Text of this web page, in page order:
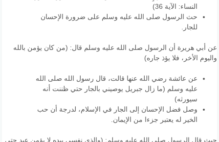
النساء: الآية 36)
حث الرسول صلى الله عليه وسلم على ضرورة الإحسان
للجار.
عن أبي هريرة أن الرسول صلى الله عليه وسلم قال: (من كان يؤمن بالله
واليوم الأخر، فلا يؤذ جاره)
عن عائشة رضي الله عنها قالت، قال رسول الله صلى الله
عليه وسلم (ما زال جبريل يوصيني بالجار حتي ظننت أنه
سيورثه)
وصل فضل الإحسان إلى الجار في الإسلام، لدرجة أن حب
الخير له يعتبر جزءا من الإيمان.
حيث قال الرسول صلى الله عليه وسلم: (والذي نفسي بيده لا يؤمن عبد حتي